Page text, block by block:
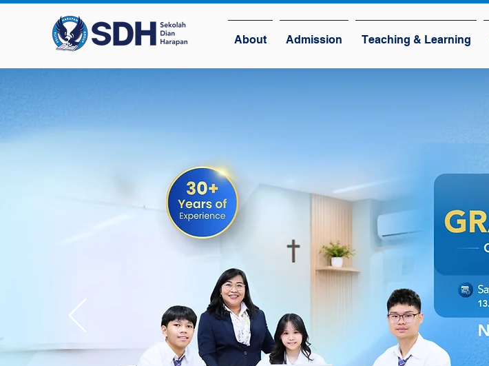
About Admission Teaching & Learning